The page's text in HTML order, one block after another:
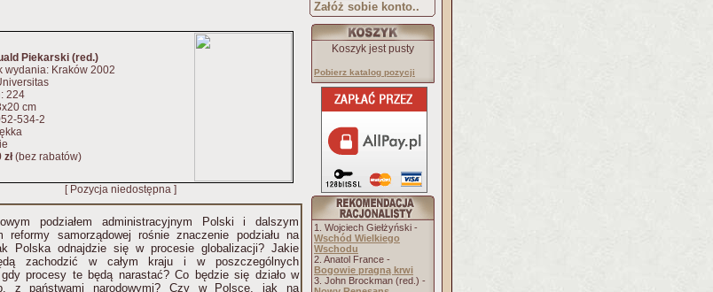
Piekarski (red.)
wydania: Kraków 2002
224
cm
534-2
zł(bez rabatów)
[ Pozycja niedostępna ]
podziałem administracyjnym Polski i dalszym
reformy samorządowej rośnie znaczenie podziału na
Polska odnajdzie się w procesie globalizacji? Jakie
zachodzić w całym kraju i w poszczególnych
procesy te będą narastać? Co będzie się działo w
z państwami narodowymi? Czy w Polsce, jak na
Załóż sobie konto..
Koszyk jest pusty
Pobierz katalog pozycji
1. Wojciech Giełżyński -
Wschód Wielkiego
Wschodu
2. Anatol France -
Bogowie pragną krwi
3. John Brockman (red.) -